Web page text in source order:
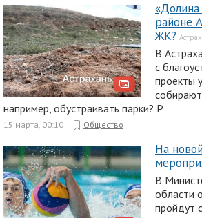
районе
ЖК?
В
с
проекты
например, обустраивать парки? Р
15 марта, 00:10 Общество
На
В
области
пройдут